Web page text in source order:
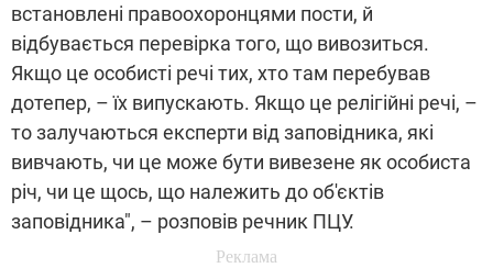
встановлені правоохоронцями пости, й
відбувається перевірка того, що вивозиться.
Якщо це особисті речі тих, хто там перебував
дотепер, – їх випускають. Якщо це релігійні речі, –
то залучаються експерти від заповідника, які
вивчають, чи це може бути вивезене як особиста
річ, чи це щось, що належить до об'єктів
заповідника", – розповів речник ПЦУ.